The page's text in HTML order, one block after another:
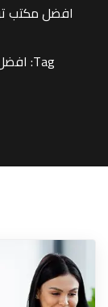
افضل مكتب
Tag: افضل مكاتب الترجمة المعتمدة شمال جدة